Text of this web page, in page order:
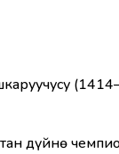
дүйнө